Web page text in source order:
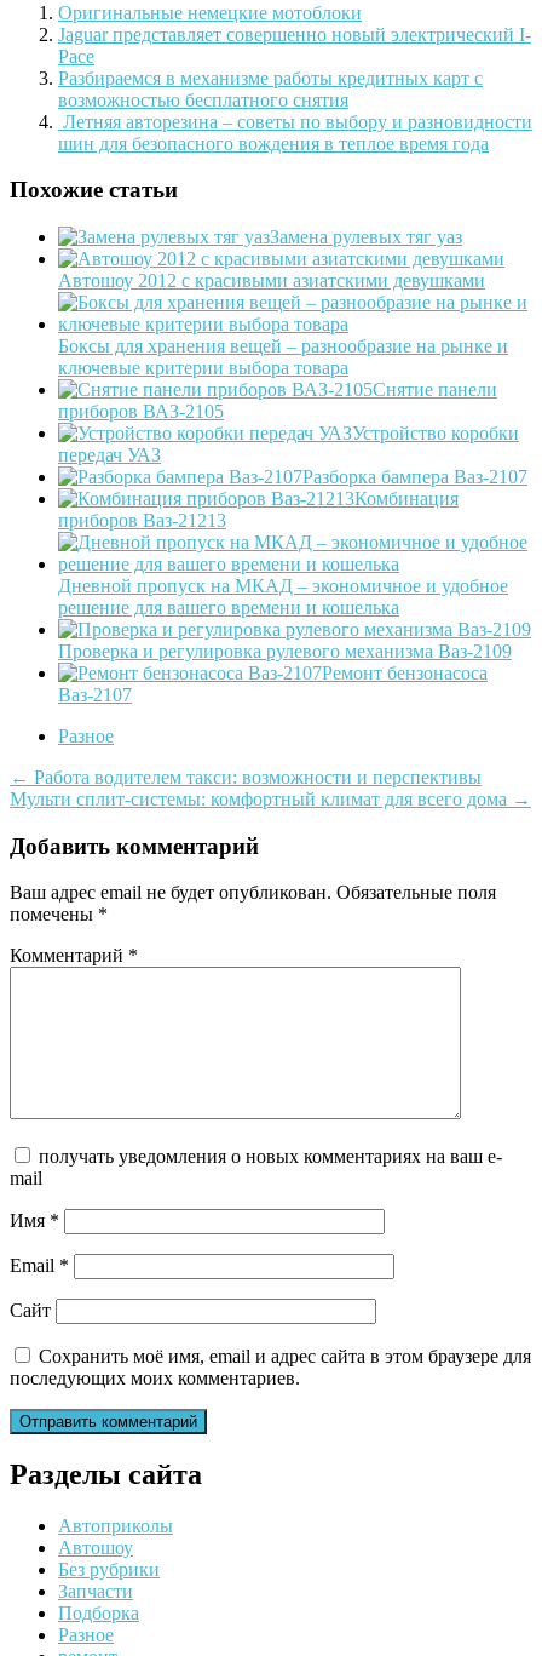
Оригинальные немецкие мотоблоки
Jaguar представляет совершенно новый электрический I-
Pace
Разбираемся в механизме работы кредитных карт с
возможностью бесплатного снятия
Летняя авторезина – советы по выбору и разновидности
шин для безопасного вождения в теплое время года
Похожие статьи
Замена рулевых тяг уаз
Автошоу 2012 с красивыми азиатскими девушками
Боксы для хранения вещей – разнообразие на рынке и
ключевые критерии выбора товара
Снятие панели
приборов ВАЗ-2105
Устройство коробки
передач УАЗ
Разборка бампера Ваз-2107
Комбинация
приборов Ваз-21213
Дневной пропуск на МКАД – экономичное и удобное
решение для вашего времени и кошелька
Проверка и регулировка рулевого механизма Ваз-2109
Ремонт бензонасоса
Ваз-2107
Разное
Post
navigation
← Работа водителем такси: возможности и перспективы
Мульти сплит-системы: комфортный климат для всего дома →
Добавить комментарий
Ваш адрес email не будет опубликован. Обязательные поля
помечены *
Комментарий *
получать уведомления о новых комментариях на ваш e-
mail
Имя *
Email *
Сайт
Сохранить моё имя, email и адрес сайта в этом браузере для
последующих моих комментариев.
Разделы сайта
Автоприколы
Автошоу
Без рубрики
Запчасти
Подборка
Разное